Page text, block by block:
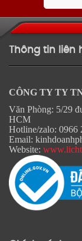
Thông tin liên
CÔNG TY TY
Văn Phòng: 5/29
HCM
Hotline/zalo: 0966
Email:
Website: